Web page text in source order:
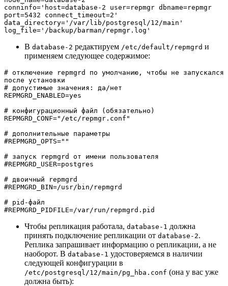
conninfo='host=database-2 user=repmgr dbname=repmgr
port=5432 connect_timeout=2'
data_directory='/var/lib/postgresql/12/main'
log_file='/backup/barman/repmgr.log'
В database-2 редактируем /etc/default/repmgrd и
применяем следующее содержимое:
# отключение repmgrd по умолчанию, чтобы не запускался
после установки
# допустимые значения: да/нет
REPMGRD_ENABLED=yes
# конфигурационный файл (обязательно)
REPMGRD_CONF="/etc/repmgr.conf"
# дополнительные параметры
#REPMGRD_OPTS=""
# запуск repmgrd от имени пользователя
#REPMGRD_USER=postgres
# двоичный repmgrd
#REPMGRD_BIN=/usr/bin/repmgrd
# pid-файл
#REPMGRD_PIDFILE=/var/run/repmgrd.pid
Чтобы репликация работала, database-1 должна
принять подключение репликации от database-2.
Реплика запрашивает информацию о репликации, а не
наоборот. В database-1 удостоверяемся в наличии
следующей конфигурации в
/etc/postgresql/12/main/pg_hba.conf (она у вас уже
должна быть):